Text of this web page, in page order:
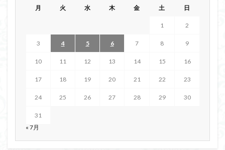
月 火 水 木 金 土 日
1 2
3 4 5 6 7 8 9
10 11 12 13 14 15 16
17 18 19 20 21 22 23
24 25 26 27 28 29 30
31
« 7月